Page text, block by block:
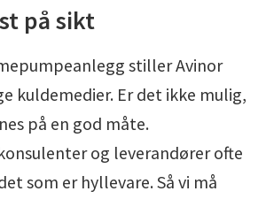
på sikt
stiller Avinor
kuldemedier. Er det ikke mulig,
på en god måte.
og leverandører ofte
som er hyllevare. Så vi må